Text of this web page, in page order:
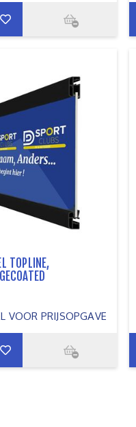
TOPLINE,
VOOR PRIJSOPGAVE